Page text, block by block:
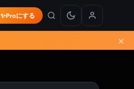
✨Proにする
×